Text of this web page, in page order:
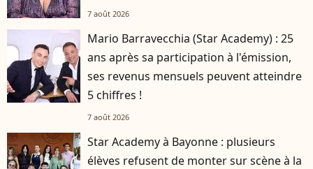
7 août 2026
Mario Barravecchia (Star Academy) : 25
ans après sa participation à l'émission,
ses revenus mensuels peuvent atteindre
5 chiffres !
7 août 2026
Star Academy à Bayonne : plusieurs
élèves refusent de monter sur scène à la